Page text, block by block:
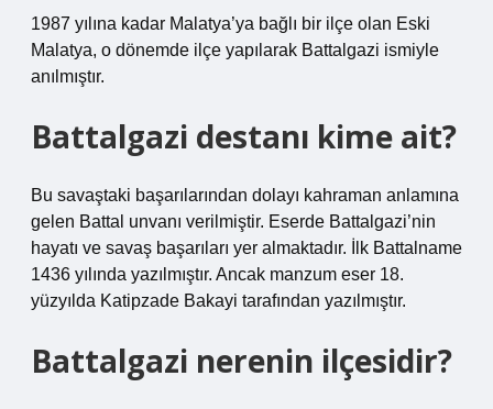
1987 yılına kadar Malatya’ya bağlı bir ilçe olan Eski
Malatya, o dönemde ilçe yapılarak Battalgazi ismiyle
anılmıştır.
Battalgazi destanı kime ait?
Bu savaştaki başarılarından dolayı kahraman anlamına
gelen Battal unvanı verilmiştir. Eserde Battalgazi’nin
hayatı ve savaş başarıları yer almaktadır. İlk Battalname
1436 yılında yazılmıştır. Ancak manzum eser 18.
yüzyılda Katipzade Bakayi tarafından yazılmıştır.
Battalgazi nerenin ilçesidir?